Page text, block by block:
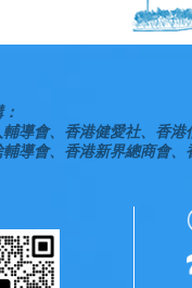
導會、香港健愛社、香
導會、香港新界總商會、